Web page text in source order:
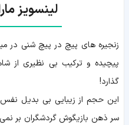
لینسویز
زنجیره های پیچ در پیچ شنی در
پیچیده و ترکیب بی نظیری از
گذارد!
این حجم از زیبایی بی بدیل
سر ذهن بازیگوش گردشگران بر نمی